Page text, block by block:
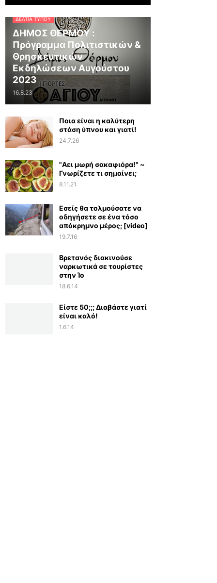
ΔΕΛΤΊΑ ΤΎΠΟΥ
ΔΗΜΟΣ ΘΕΡΜΟΥ :
Πρόγραμμα Πολιτιστικών &
Θρησκευτικών
Εκδηλώσεων Αυγούστου
2023
16.8.23
Ποια είναι η καλύτερη
στάση ύπνου και γιατί!
24.7.26
"Αει μωρή σακαφιόρα!" ~
Γνωρίζετε τι σημαίνει;
8.11.21
Εσείς θα τολμούσατε να
οδηγήσετε σε ένα τόσο
απόκρημνο μέρος; [video]
19.7.16
Βρετανός διακινούσε
ναρκωτικά σε τουρίστες
στην Ίο
18.6.14
Είστε 50;;; Διαβάστε γιατί
είναι καλό!
1.6.14